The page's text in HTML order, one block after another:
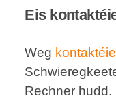
Eis
Weg
Rechner hudd.